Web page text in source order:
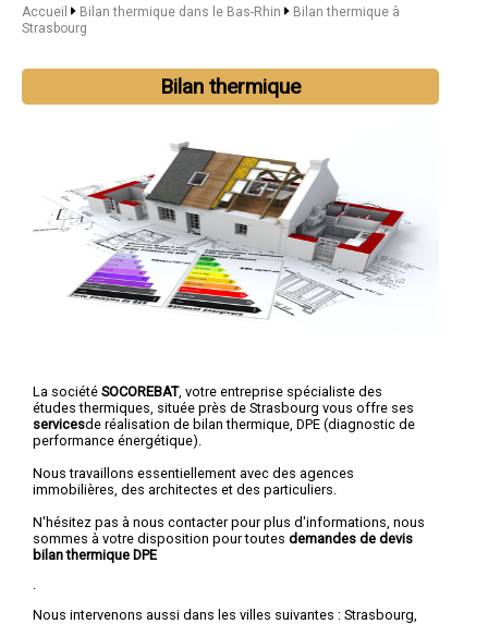
Accueil Bilan thermique dans le Bas-Rhin
Bilan thermique à
Strasbourg
Bilan thermique
La société SOCOREBAT, votre entreprise spécialiste des
études thermiques, située près de Strasbourg vous offre ses
servicesde réalisation de bilan thermique, DPE (diagnostic de
performance énergétique).
Nous travaillons essentiellement avec des agences
immobilières, des architectes et des particuliers.
N'hésitez pas à nous contacter pour plus d'informations, nous
sommes à votre disposition pour toutes demandes de devis
bilan thermique DPE
.
Nous intervenons aussi dans les villes suivantes : Strasbourg,